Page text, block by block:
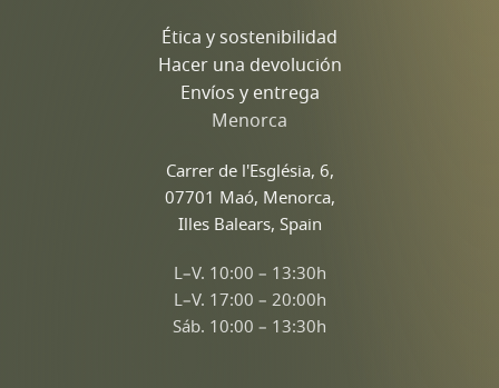
Ética y sostenibilidad
Hacer una devolución
Envíos y entrega
Menorca
Carrer de l'Església, 6,
07701 Maó, Menorca,
Illes Balears, Spain
L–V. 10:00 – 13:30h
L–V. 17:00 – 20:00h
Sáb. 10:00 – 13:30h